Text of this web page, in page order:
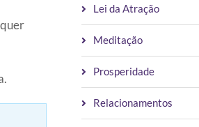
Lei da Atração
Meditação
Prosperidade
Relacionamentos